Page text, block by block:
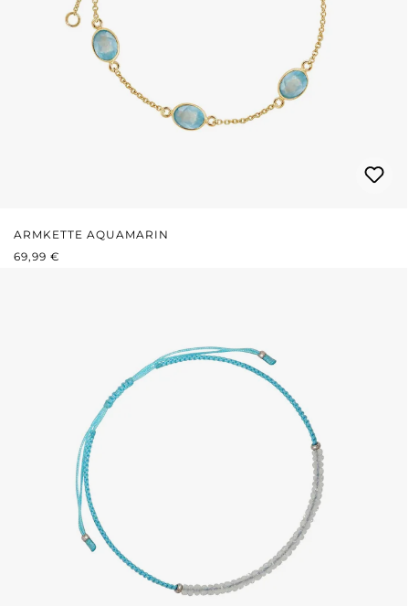
ARMKETTE AQUAMARIN
REGULÄRER PREIS:
69,99 €